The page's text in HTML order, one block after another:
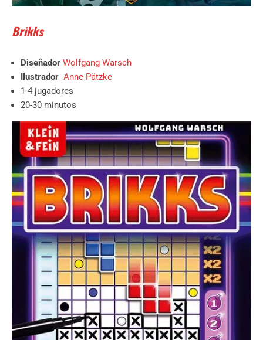
Brikks
Diseñador Wolfgang Warsch
Ilustrador Anne Pätzke
1-4 jugadores
20-30 minutos